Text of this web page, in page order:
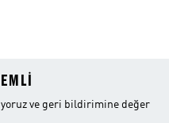
ve geri bildirimine değer